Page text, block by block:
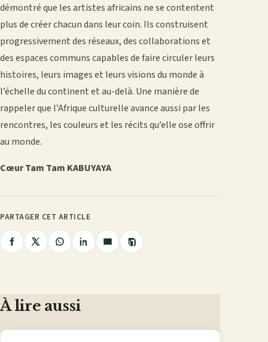
démontré que les artistes africains ne se contentent
plus de créer chacun dans leur coin. Ils construisent
progressivement des réseaux, des collaborations et
des espaces communs capables de faire circuler leurs
histoires, leurs images et leurs visions du monde à
l’échelle du continent et au-delà. Une manière de
rappeler que l’Afrique culturelle avance aussi par les
rencontres, les couleurs et les récits qu’elle ose offrir
au monde.
Cœur Tam Tam KABUYAYA
PARTAGER CET ARTICLE
PartagerPartagerPartagerPartagerPartager
Copier
le
À lire aussi